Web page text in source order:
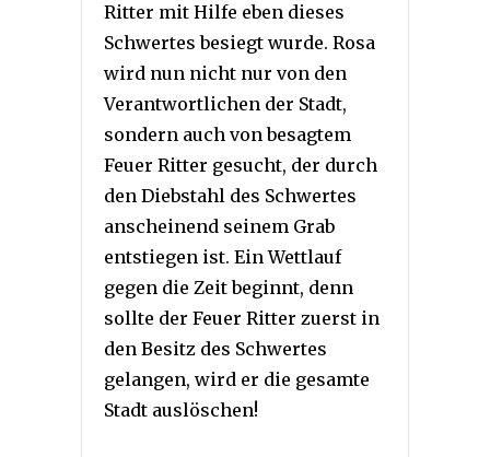
Ritter mit Hilfe eben dieses
Schwertes besiegt wurde. Rosa
wird nun nicht nur von den
Verantwortlichen der Stadt,
sondern auch von besagtem
Feuer Ritter gesucht, der durch
den Diebstahl des Schwertes
anscheinend seinem Grab
entstiegen ist. Ein Wettlauf
gegen die Zeit beginnt, denn
sollte der Feuer Ritter zuerst in
den Besitz des Schwertes
gelangen, wird er die gesamte
Stadt auslöschen!